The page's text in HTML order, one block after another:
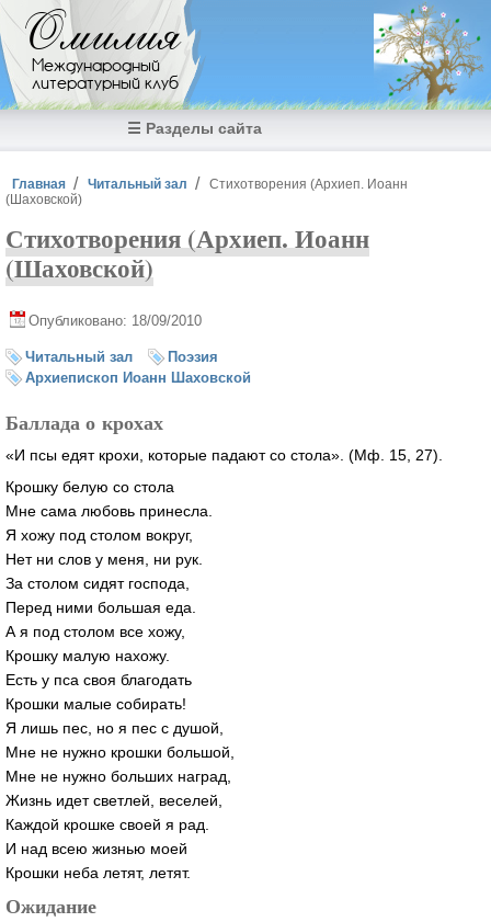
Перейти к основному содержанию
Омилия
Международный
литературный клуб
☰ Разделы сайта
Вы здесь
Главная Читальный зал
Стихотворения (Архиеп. Иоанн
(Шаховской)
Стихотворения (Архиеп. Иоанн
(Шаховской)
Опубликовано: 18/09/2010
Читальный зал
Поэзия
Архиепископ Иоанн Шаховской
Баллада о крохах
«И псы едят крохи, которые падают со стола». (Мф. 15, 27).
Крошку белую со стола
Мне сама любовь принесла.
Я хожу под столом вокруг,
Нет ни слов у меня, ни рук.
За столом сидят господа,
Перед ними большая еда.
А я под столом все хожу,
Крошку малую нахожу.
Есть у пса своя благодать
Крошки малые собирать!
Я лишь пес, но я пес с душой,
Мне не нужно крошки большой,
Мне не нужно больших наград,
Жизнь идет светлей, веселей,
Каждой крошке своей я рад.
И над всею жизнью моей
Крошки неба летят, летят.
Ожидание